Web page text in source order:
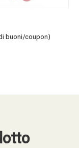
buoni/coupon)